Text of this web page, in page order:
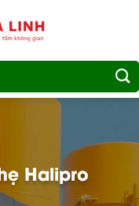
Halipro